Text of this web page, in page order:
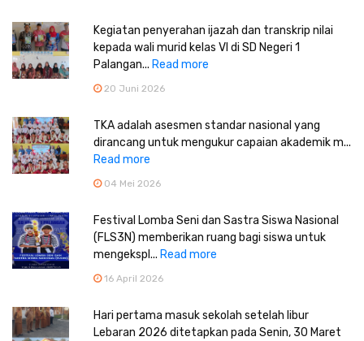
Kegiatan penyerahan ijazah dan transkrip nilai
kepada wali murid kelas VI di SD Negeri 1
Palangan... Read more
20 Juni 2026
TKA adalah asesmen standar nasional yang
dirancang untuk mengukur capaian akademik m...
Read more
04 Mei 2026
Festival Lomba Seni dan Sastra Siswa Nasional
(FLS3N) memberikan ruang bagi siswa untuk
mengekspl... Read more
16 April 2026
Hari pertama masuk sekolah setelah libur
Lebaran 2026 ditetapkan pada Senin, 30 Maret